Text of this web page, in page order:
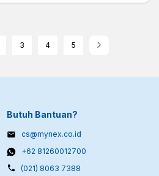
3 4 5
Butuh Bantuan?
cs@mynex.co.id
+62 81260012700
(021) 8063 7388